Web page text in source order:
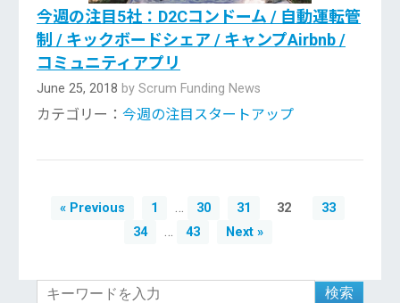
今週の注目5社：D2Cコンドーム / 自動運転管
制 / キックボードシェア / キャンプAirbnb /
コミュニティアプリ
June 25, 2018 by Scrum Funding News
カテゴリー：今週の注目スタートアップ
« Previous 1 … 30 31 32
33
34
… 43 Next »
検索